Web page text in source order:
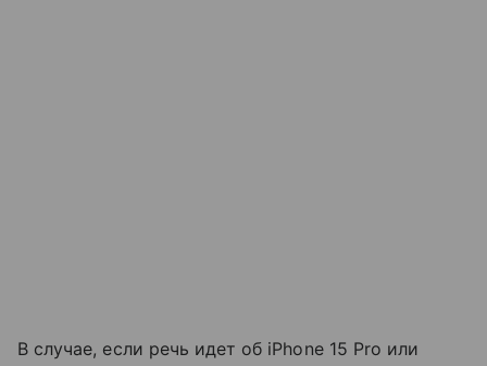
В случае, если речь идет об iPhone 15 Pro или